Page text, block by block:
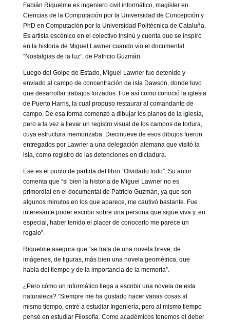
Fabián Riquelme es ingeniero civil informático, magíster en
Ciencias de la Computación por la Universidad de Concepción y
PhD en Computación por la Universidad Politécnica de Cataluña.
Es artista escénico en el colectivo Insinú y cuenta que se inspiró
en la historia de Miguel Lawner cuando vio el documental
“Nostalgias de la luz”, de Patricio Guzmán.
Luego del Golpe de Estado, Miguel Lawner fue detenido y
enviado al campo de concentración de isla Dawson, donde tuvo
que desarrollar trabajos forzados. Fue así como conoció la iglesia
de Puerto Harris, la cual propuso restaurar al comandante de
campo. De esa forma comenzó a dibujar los planos de la iglesia,
pero a la vez a llevar un registro visual de los campos de tortura,
cuya estructura memorizaba. Diecinueve de esos dibujos fueron
entregados por Lawner a una delegación alemana que visitó la
isla, como registro de las detenciones en dictadura.
Ese es el punto de partida del libro “Olvidarlo todo”. Su autor
comenta que “si bien la historia de Miguel Lawner no es
primordial en el documental de Patricio Guzmán, ya que son
algunos minutos en los que aparece, me cautivó bastante. Fue
interesante poder escribir sobre una persona que sigue viva y, en
especial, haber tenido el placer de conocerlo me parece un
regalo”.
Riquelme asegura que “se trata de una novela breve, de
imágenes, de figuras, más bien una novela geométrica, que
habla del tiempo y de la importancia de la memoria”.
¿Pero cómo un informático llega a escribir una novela de esta
naturaleza? “Siempre me ha gustado hacer varias cosas al
mismo tiempo, entré a estudiar Ingeniería, pero al mismo tiempo
pensé en estudiar Filosofía. Como académicos tenemos el deber